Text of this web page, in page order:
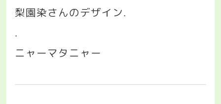
梨園染さんのデザイン.
.
ニャーマタニャー